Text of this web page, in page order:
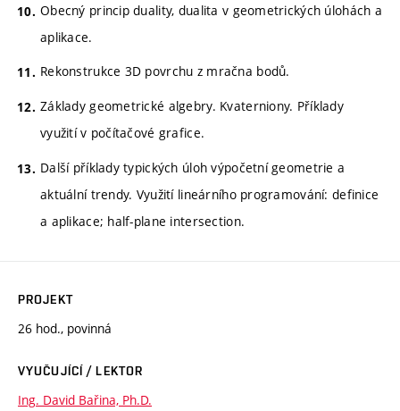
Obecný princip duality, dualita v geometrických úlohách a
aplikace.
Rekonstrukce 3D povrchu z mračna bodů.
Základy geometrické algebry. Kvaterniony. Příklady
využití v počítačové grafice.
Další příklady typických úloh výpočetní geometrie a
aktuální trendy. Využití lineárního programování: definice
a aplikace; half-plane intersection.
PROJEKT
26 hod., povinná
VYUČUJÍCÍ / LEKTOR
Ing. David Bařina, Ph.D.